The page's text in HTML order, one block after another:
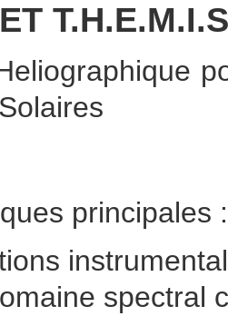
T.H.E.M.I.S
principales :
spectral